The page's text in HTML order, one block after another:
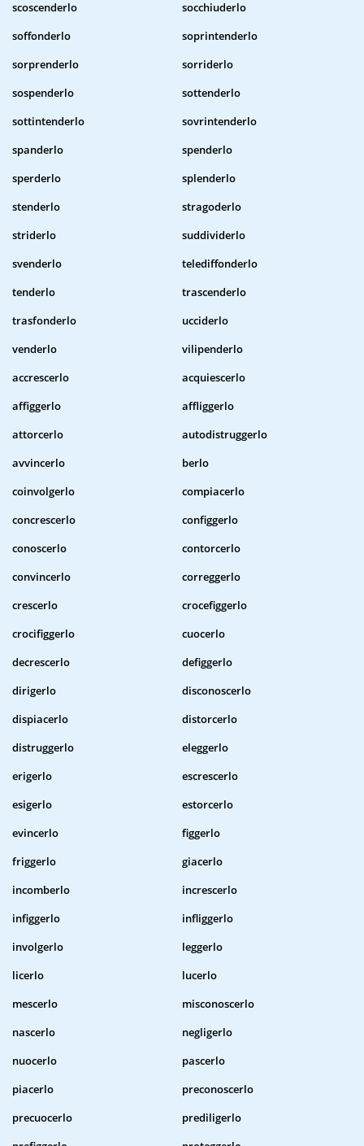
scoscenderlo
socchiuderlo
soffonderlo
soprintenderlo
sorprenderlo
sorriderlo
sospenderlo
sottenderlo
sottintenderlo
sovrintenderlo
spanderlo
spenderlo
sperderlo
splenderlo
stenderlo
stragoderlo
striderlo
suddividerlo
svenderlo
telediffonderlo
tenderlo
trascenderlo
trasfonderlo
ucciderlo
venderlo
vilipenderlo
accrescerlo
acquiescerlo
affiggerlo
affliggerlo
attorcerlo
autodistruggerlo
avvincerlo
berlo
coinvolgerlo
compiacerlo
concrescerlo
configgerlo
conoscerlo
contorcerlo
convincerlo
correggerlo
crescerlo
crocefiggerlo
crocifiggerlo
cuocerlo
decrescerlo
defiggerlo
dirigerlo
disconoscerlo
dispiacerlo
distorcerlo
distruggerlo
eleggerlo
erigerlo
escrescerlo
esigerlo
estorcerlo
evincerlo
figgerlo
friggerlo
giacerlo
incomberlo
increscerlo
infiggerlo
infliggerlo
involgerlo
leggerlo
licerlo
lucerlo
mescerlo
misconoscerlo
nascerlo
negligerlo
nuocerlo
pascerlo
piacerlo
preconoscerlo
precuocerlo
prediligerlo